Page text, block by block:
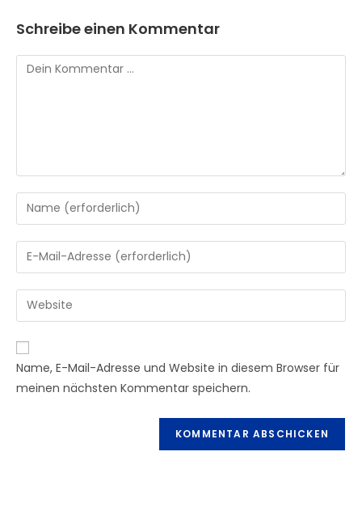
Schreibe einen Kommentar
Kommentar
Gib
deinen
Namen
oder
zum
Kommentieren
ein
Gib
deine
E-
Mail-
zum
Kommentieren
ein
Gib
deine
Website-
URL
Name, E-Mail-Adresse und Website in diesem Browser für
meinen nächsten Kommentar speichern.